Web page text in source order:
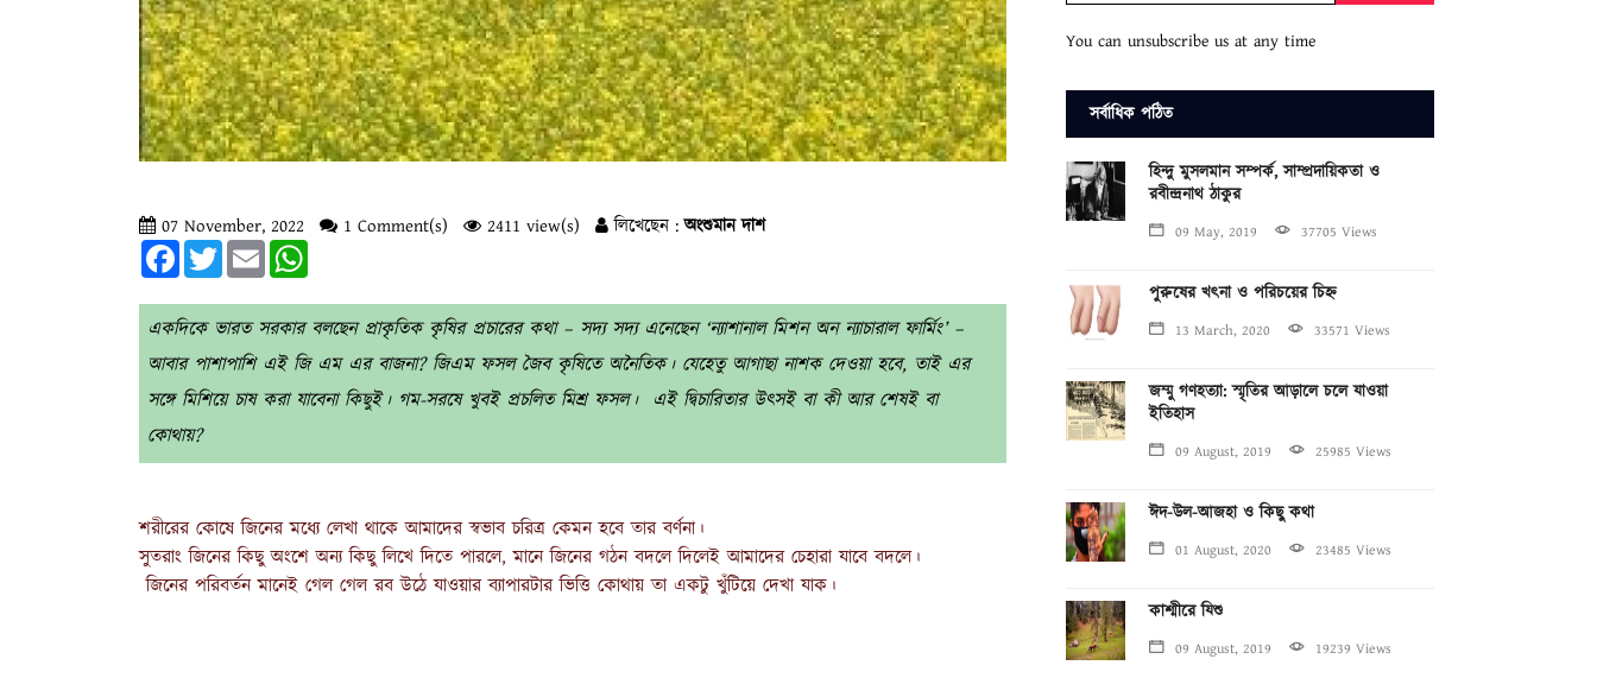
07 November, 2022 1 Comment(s) 2411 view(s) লিখেছেন :অংশুমান দাশ
FacebookTwitterEmail
একদিকে ভারত সরকার বলছেন প্রাকৃতিক কৃষির প্রচারের কথা – সদ্য সদ্য এনেছেন ‘ন্যাশানাল মিশন অন ন্যাচারাল ফার্মিং’ –
আবার পাশাপাশি এই জি এম এর বাজনা? জিএম ফসল জৈব কৃষিতে অনৈতিক। যেহেতু আগাছা নাশক দেওয়া হবে, তাই এর
সঙ্গে মিশিয়ে চাষ করা যাবেনা কিছুই। গম-সরষে খুবই প্রচলিত মিশ্র ফসল। এই দ্বিচারিতার উৎসই বা কী আর শেষই বা
কোথায়?
শরীরের কোষে জিনের মধ্যে লেখা থাকে আমাদের স্বভাব চরিত্র কেমন হবে তার বর্ণনা।
সুতরাং জিনের কিছু অংশে অন্য কিছু লিখে দিতে পারলে, মানে জিনের গঠন বদলে দিলেই আমাদের চেহারা যাবে বদলে।
জিনের পরিবর্তন মানেই গেল গেল রব উঠে যাওয়ার ব্যাপারটার ভিত্তি কোথায় তা একটু খুঁটিয়ে দেখা যাক।
You can unsubscribe us at any time
সর্বাধিক পঠিত
হিন্দু মুসলমান সম্পর্ক, সাম্প্রদায়িকতা ও
রবীন্দ্রনাথ ঠাকুর
09 May, 2019 37705 Views
পুরুষের খৎনা ও পরিচয়ের চিহ্ন
13 March, 2020 33571 Views
জম্মু গণহত্যা: স্মৃতির আড়ালে চলে যাওয়া
ইতিহাস
09 August, 2019 25985 Views
ঈদ-উল-আজহা ও কিছু কথা
01 August, 2020 23485 Views
কাশ্মীরে যিশু
09 August, 2019 19239 Views